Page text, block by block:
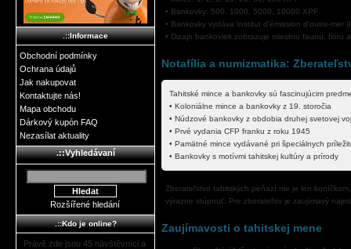
.::Informace
Obchodní podmínky
Ochrana údajů
Jak nakupovat
Kontaktujte nás!
Mapa obchodu
Dárkový kupón FAQ
Nezasílat aktuality
.::Vyhledávaní
Rozšířené hledání
.::Kdo je online?
Právě zde jsou 45 návštěvníci a
• Bankovky: 500, 1000, 5000, 10000 XPF
• Bankovky vydáva Institut d'émission d'outre-mer
• Dizajn bankoviek zobrazuje miestnu faunu, flóru
Notafília a numizmatika:
Tahitské mince a bankovky sú fascinujúcim
• Koloniálne mince a bankovky z 19. storočia
• Núdzové bankovky z obdobia druhej svetovej
• Prvé vydania CFP franku z roku 1945
• Pamätné mince vydávané pri špeciálnych
• Bankovky s motívmi tahitskej kultúry a prírody
Zberateľstvo tahitských peňazí nie je len
výrazne stúpnuť. Pre zberateľov je zaujímavý
Zaujímavosti o tahitskej mene